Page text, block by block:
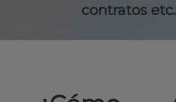
contratos etc.